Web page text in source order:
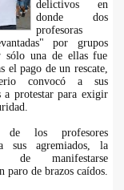
delictivos en
donde dos
profesoras
por grupos
sólo una de ellas fue
el pago de un rescate,
convocó a sus
a protestar para exigir
de los profesores
sus agremiados, la
de manifestarse
paro de brazos caídos.